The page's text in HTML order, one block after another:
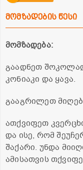
მომზადების წესი
მომზადება:
გაადნეთ
კონიაკი და ყავა.
გააგრილეთ
ათქვიფეთ
და ისე, რომ
შაქარი. უნდა
ამისათვის